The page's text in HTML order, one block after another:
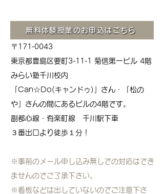
無料体験授業のお申込はこちら
〒171-0043
東京都豊島区要町3-11-1 菊信第一ビル 4階
みらい塾千川校内
「Can☆Do(キャンドゥ)」さん・「松の
や」さんの間にあるビルの4階です。
​副都心線・有楽町線 千川駅下車
​３番出口より徒歩１分！
※事前のメール申し込み無しでの対応はでき
ませんのでご了承下さい。
※看板などは出していないのでご注意下さ